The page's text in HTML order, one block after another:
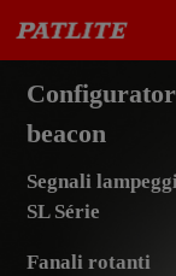
beacon
Segnali
SL Série
Fanali rotanti